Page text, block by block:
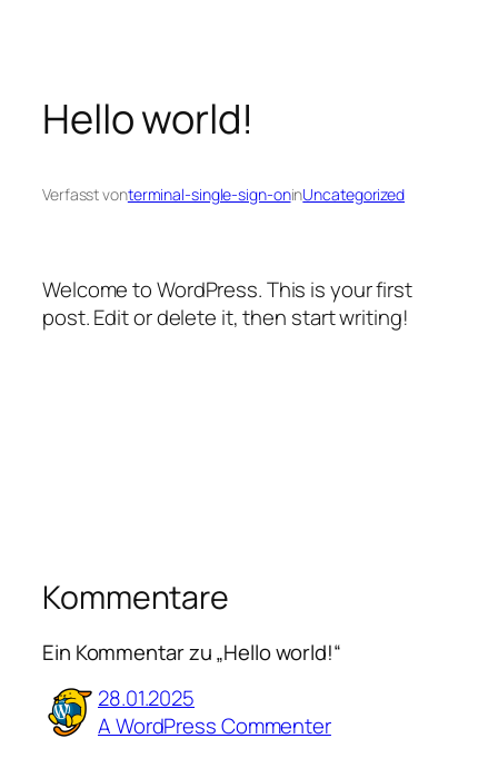
springen
Hello world!
Verfasst vonterminal-single-sign-oninUncategorized
Welcome to WordPress. This is your first
post. Edit or delete it, then start writing!
Kommentare
Ein Kommentar zu „Hello world!“
28.01.2025
A WordPress Commenter